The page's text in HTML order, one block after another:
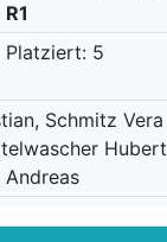
R1
Platziert: 5
Schmitz Vera
Hubert